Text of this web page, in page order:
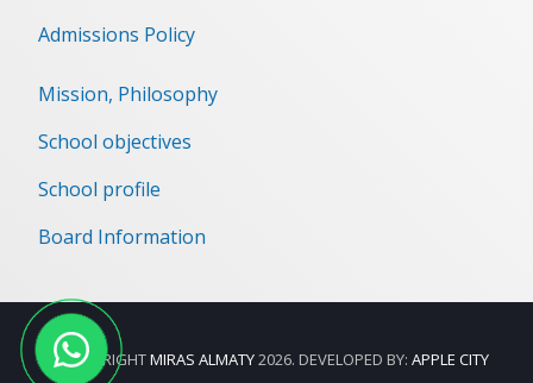
Admissions Policy
Mission, Philosophy
School objectives
School profile
Board Information
© COPYRIGHTMIRAS ALMATY2026. DEVELOPED BY: APPLE CITY